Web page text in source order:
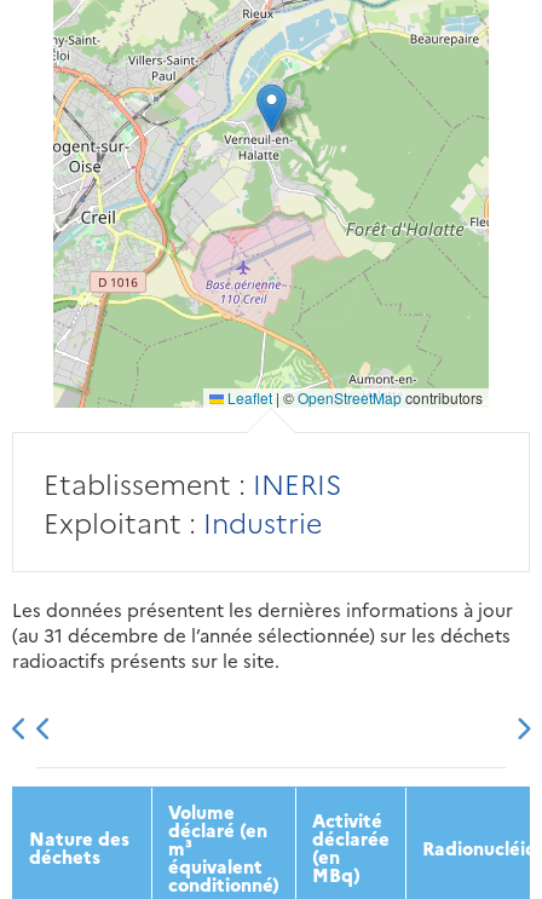
Leaflet | ©OpenStreetMapcontributors
Etablissement : INERIS
Exploitant : Industrie
Les données présentent les dernières informations à jour
(au 31 décembre de l’année sélectionnée) sur les déchets
radioactifs présents sur le site.
2013 2014 2015 2016
Nature des
déchets
Volume
déclaré (en
m³
équivalent
conditionné)
Activité
déclarée
(en
MBq)